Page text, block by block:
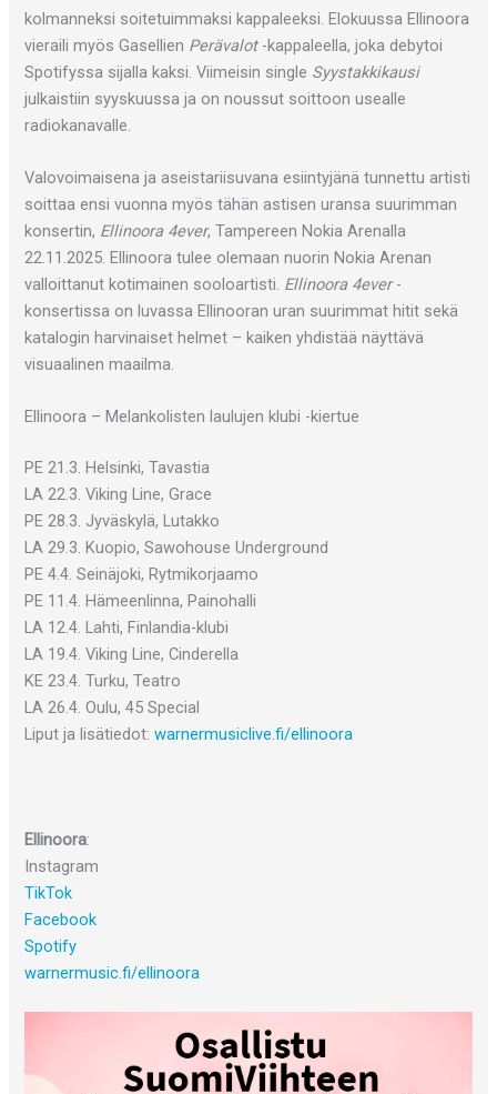
kolmanneksi soitetuimmaksi kappaleeksi. Elokuussa Ellinoora
vieraili myös Gasellien Perävalot -kappaleella, joka debytoi
Spotifyssa sijalla kaksi. Viimeisin single Syystakkikausi
julkaistiin syyskuussa ja on noussut soittoon usealle
radiokanavalle.
Valovoimaisena ja aseistariisuvana esiintyjänä tunnettu artisti
soittaa ensi vuonna myös tähän astisen uransa suurimman
konsertin, Ellinoora 4ever, Tampereen Nokia Arenalla
22.11.2025. Ellinoora tulee olemaan nuorin Nokia Arenan
valloittanut kotimainen sooloartisti. Ellinoora 4ever-
konsertissa on luvassa Ellinooran uran suurimmat hitit sekä
katalogin harvinaiset helmet – kaiken yhdistää näyttävä
visuaalinen maailma.
Ellinoora – Melankolisten laulujen klubi -kiertue
PE 21.3. Helsinki, Tavastia
LA 22.3. Viking Line, Grace
PE 28.3. Jyväskylä, Lutakko
LA 29.3. Kuopio, Sawohouse Underground
PE 4.4. Seinäjoki, Rytmikorjaamo
PE 11.4. Hämeenlinna, Painohalli
LA 12.4. Lahti, Finlandia-klubi
LA 19.4. Viking Line, Cinderella
KE 23.4. Turku, Teatro
LA 26.4. Oulu, 45 Special
Liput ja lisätiedot:warnermusiclive.fi/ellinoora
Ellinoora:
Instagram
TikTok
Facebook
Spotify
warnermusic.fi/ellinoora